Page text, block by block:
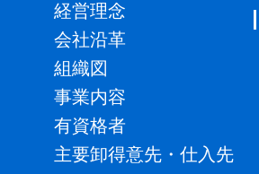
経営理念
会社沿革
組織図
事業内容
有資格者
主要卸得意先・仕入先